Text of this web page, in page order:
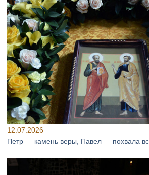
12.07.2026
Петр — камень веры, Павел — похвала